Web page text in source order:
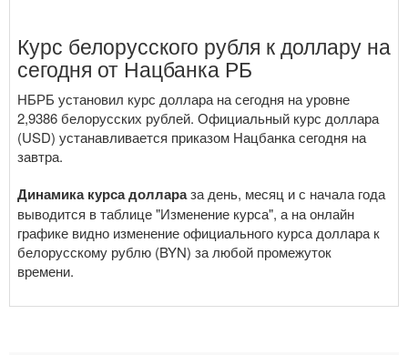
Курс белорусского рубля к доллару на
сегодня от Нацбанка РБ
НБРБ установил курс доллара на сегодня на уровне
2,9386 белорусских рублей. Официальный курс доллара
(USD) устанавливается приказом Нацбанка сегодня на
завтра.
Динамика курса доллараза день, месяц и с начала года
выводится в таблице "Изменение курса", а на онлайн
графике видно изменение официального курса доллара к
белорусскому рублю (BYN) за любой промежуток
времени.